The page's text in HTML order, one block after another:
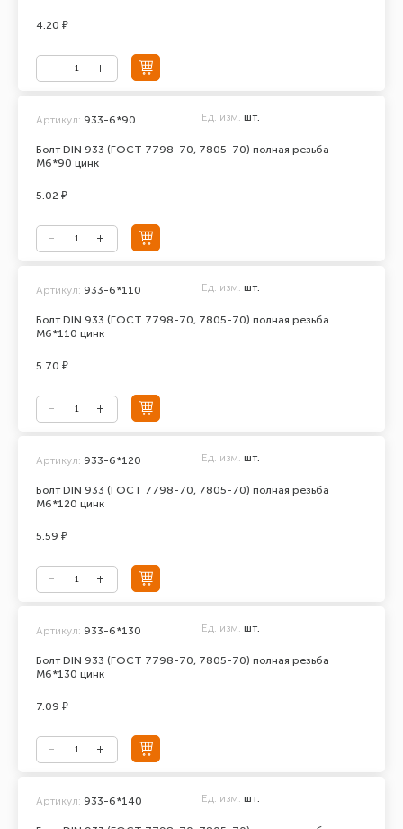
4.20 ₽
Болт DIN 933 (ГОСТ 7798-70, 7805-70) полная резьба
М6*90 цинк
Артикул: 933-6*90 Ед. изм. шт.
5.02 ₽
Болт DIN 933 (ГОСТ 7798-70, 7805-70) полная резьба
М6*110 цинк
Артикул: 933-6*110 Ед. изм. шт.
5.70 ₽
Болт DIN 933 (ГОСТ 7798-70, 7805-70) полная резьба
М6*120 цинк
Артикул: 933-6*120 Ед. изм. шт.
5.59 ₽
Болт DIN 933 (ГОСТ 7798-70, 7805-70) полная резьба
М6*130 цинк
Артикул: 933-6*130 Ед. изм. шт.
7.09 ₽
Артикул: 933-6*140 Ед. изм. шт.